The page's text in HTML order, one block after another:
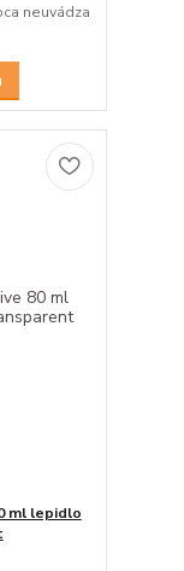
neuvádza
ml lepidlo